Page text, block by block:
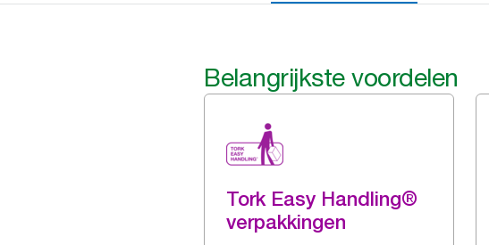
Belangrijkste voordelen
Tork Easy Handling®
verpakkingen